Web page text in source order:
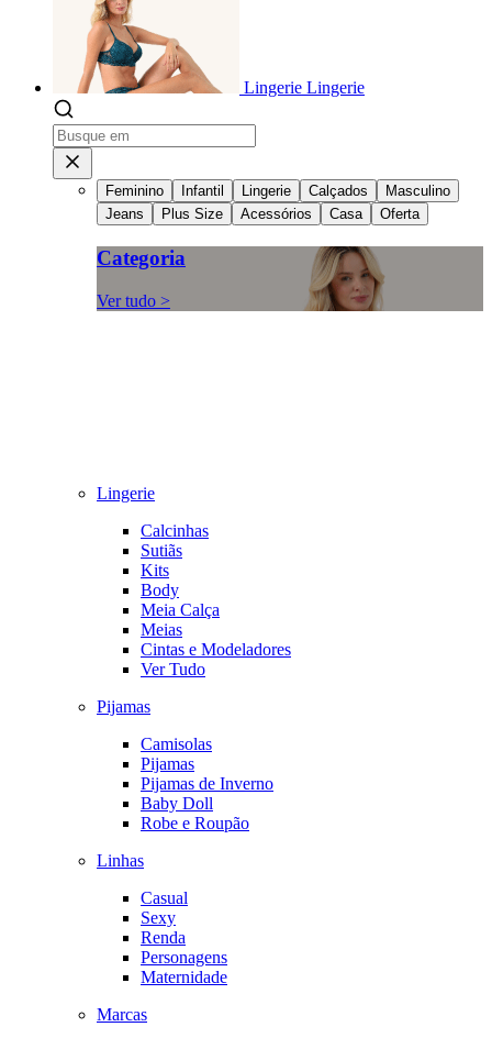
Lingerie Lingerie
Feminino Infantil Lingerie Calçados
Masculino
Jeans
Plus Size Acessórios Casa Oferta
Categoria
Ver tudo >
Lingerie
Calcinhas
Sutiãs
Kits
Body
Meia Calça
Meias
Cintas e Modeladores
Ver Tudo
Pijamas
Camisolas
Pijamas
Pijamas de Inverno
Baby Doll
Robe e Roupão
Linhas
Casual
Sexy
Renda
Personagens
Maternidade
Marcas